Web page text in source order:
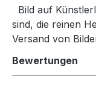
Bild auf
sind, die reinen
Versand von
Bewertungen